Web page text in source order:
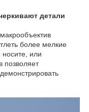
детали
более мелкие
носите, или
позволяет